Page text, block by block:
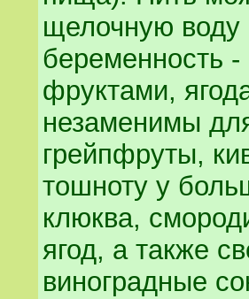
щелочную воду
беременность
фруктами,
незаменимы
грейпфруты,
тошноту у
клюква,
ягод, а также
виноградные